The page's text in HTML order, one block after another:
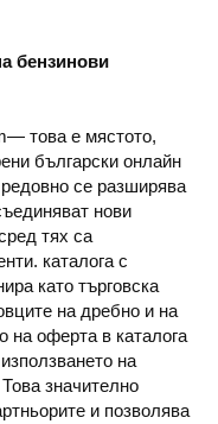
бензинови
това е мястото,
български онлайн
се разширява
нови
тях са
каталога с
като търговска
на дребно и на
на оферта в каталога
на
значително
и позволява